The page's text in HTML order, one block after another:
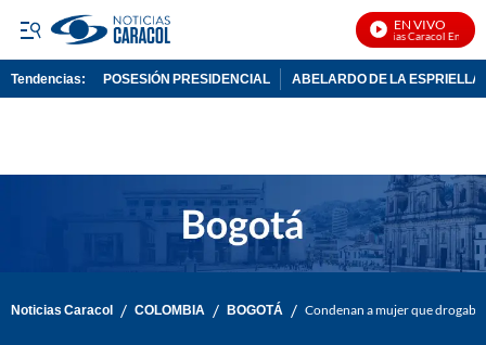
EN VIVO
Noticias Caracol En Vivo
Tendencias: POSESIÓN PRESIDENCIAL ABELARDO DE LA ESPRIELLA
Noticias Caracol / COLOMBIA / BOGOTÁ / Condenan a mujer que